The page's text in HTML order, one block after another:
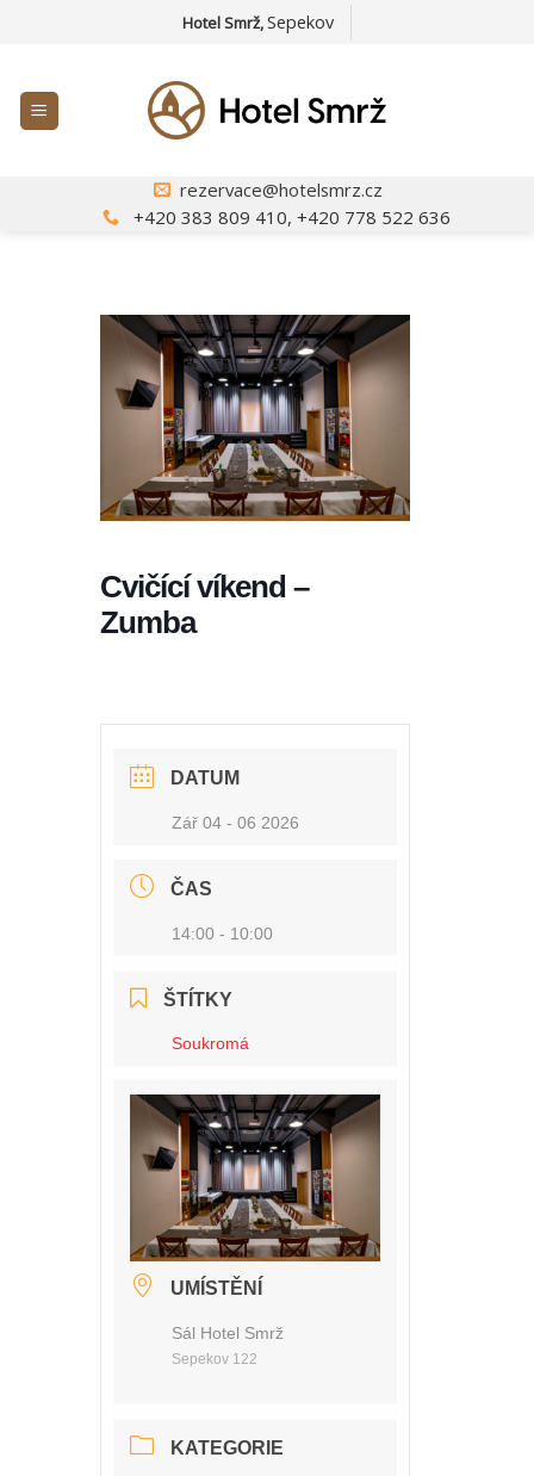
Hotel Smrž,Sepekov
rezervace@hotelsmrz.cz
+420 383 809 410, +420 778 522 636
Cvičící víkend –
Zumba
DATUM
Zář 04 - 06 2026
ČAS
14:00 - 10:00
ŠTÍTKY
Soukromá
UMÍSTĚNÍ
Sál Hotel Smrž
Sepekov 122
KATEGORIE